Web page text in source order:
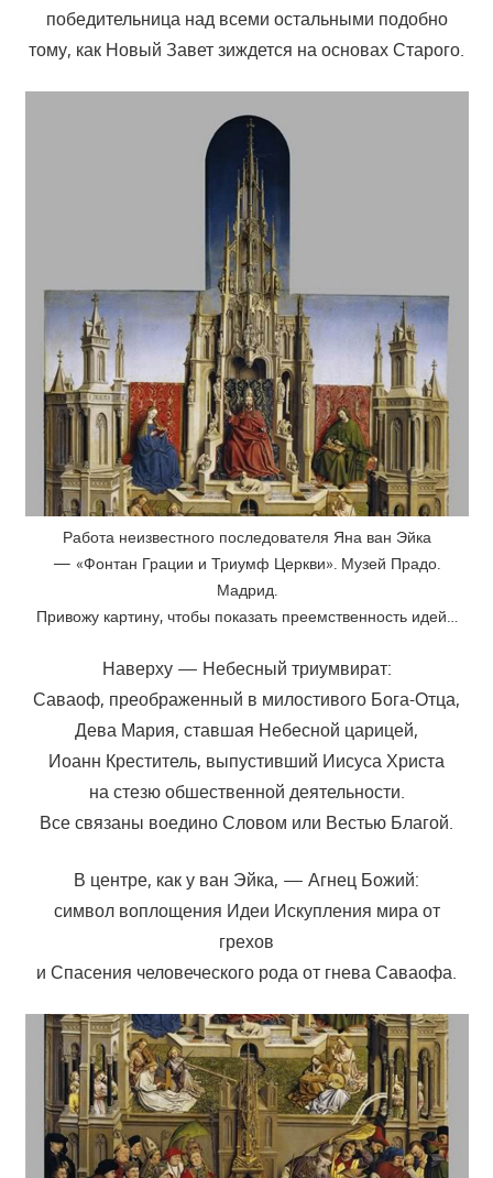
победительница над всеми остальными подобно
тому, как Новый Завет зиждется на основах Старого.
Работа неизвестного последователя Яна ван Эйка
— «Фонтан Грации и Триумф Церкви». Музей Прадо.
Мадрид.
Привожу картину, чтобы показать преемственность идей…
Наверху — Небесный триумвират:
Саваоф, преображенный в милостивого Бога-Отца,
Дева Мария, ставшая Небесной царицей,
Иоанн Креститель, выпустивший Иисуса Христа
на стезю обшественной деятельности.
Все связаны воедино Словом или Вестью Благой.
В центре, как у ван Эйка, — Агнец Божий:
символ воплощения Идеи Искупления мира от
грехов
и Спасения человеческого рода от гнева Саваофа.